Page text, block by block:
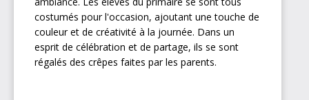
costumés pour l'occasion, ajoutant une touche de
couleur et de créativité à la journée. Dans un
esprit de célébration et de partage, ils se sont
régalés des crêpes faites par les parents.